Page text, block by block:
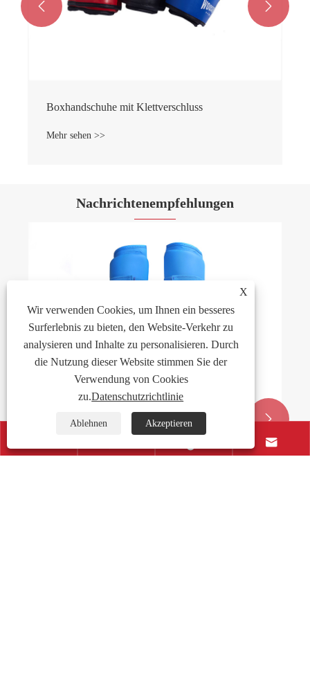
Boxhandschuhe mit Klettverschluss
Mehr sehen >>
 
Nachrichtenempfehlungen


X
Wir verwenden Cookies, um Ihnen ein besseres
Surferlebnis zu bieten, den Website-Verkehr zu
analysieren und Inhalte zu personalisieren. Durch
die Nutzung dieser Website stimmen Sie der
Verwendung von Cookies
zu.Datenschutzrichtlinie
Ablehnen Akzeptieren